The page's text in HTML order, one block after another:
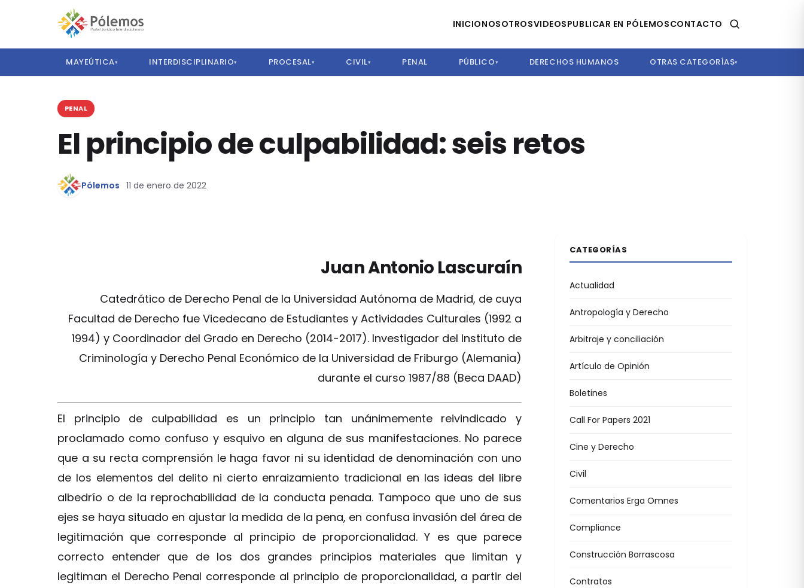
INICIONOSOTROSVIDEOSPUBLICAR EN PÓLEMOSCONTACTO
MAYEÚTICA▾ INTERDISCIPLINARIO▾ PROCESAL▾ CIVIL▾ PENAL PÚBLICO▾ DERECHOS HUMANOS OTRAS CATEGORÍAS▾
PENAL
El principio de culpabilidad: seis retos
Pólemos 11 de enero de 2022
Juan Antonio Lascuraín
Catedrático de Derecho Penal de la Universidad Autónoma de Madrid, de cuya
Facultad de Derecho fue Vicedecano de Estudiantes y Actividades Culturales (1992 a
1994) y Coordinador del Grado en Derecho (2014-2017). Investigador del Instituto de
Criminología y Derecho Penal Económico de la Universidad de Friburgo (Alemania)
durante el curso 1987/88 (Beca DAAD)
El principio de culpabilidad es un principio tan unánimemente reivindicado y
proclamado como confuso y esquivo en alguna de sus manifestaciones. No parece
que a su recta comprensión le haga favor ni su identidad de denominación con uno
de los elementos del delito ni cierto enraizamiento tradicional en las ideas del libre
albedrío o de la reprochabilidad de la conducta penada. Tampoco que uno de sus
ejes se haya situado en ajustar la medida de la pena, en confusa invasión del área de
legitimación que corresponde al principio de proporcionalidad. Y es que parece
correcto entender que de los dos grandes principios materiales que limitan y
legitiman el Derecho Penal corresponde al principio de proporcionalidad, a partir del
CATEGORÍAS
Actualidad
Antropología y Derecho
Arbitraje y conciliación
Artículo de Opinión
Boletines
Call For Papers 2021
Cine y Derecho
Civil
Comentarios Erga Omnes
Compliance
Construcción Borrascosa
Contratos